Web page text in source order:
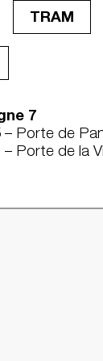
TRAM
7
– Porte de
– Porte de la